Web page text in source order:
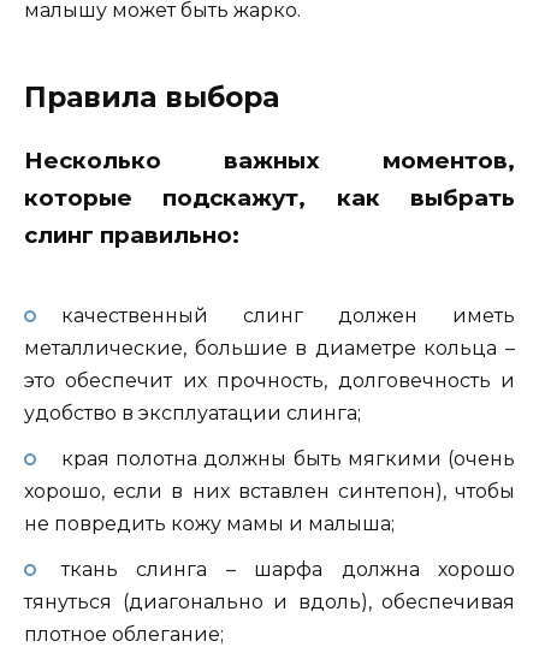
малышу может быть жарко.
Правила выбора
Несколько важных моментов,
которые подскажут, как выбрать
слинг правильно:
качественный слинг должен иметь
металлические, большие в диаметре кольца –
это обеспечит их прочность, долговечность и
удобство в эксплуатации слинга;
края полотна должны быть мягкими (очень
хорошо, если в них вставлен синтепон), чтобы
не повредить кожу мамы и малыша;
ткань слинга – шарфа должна хорошо
тянуться (диагонально и вдоль), обеспечивая
плотное облегание;